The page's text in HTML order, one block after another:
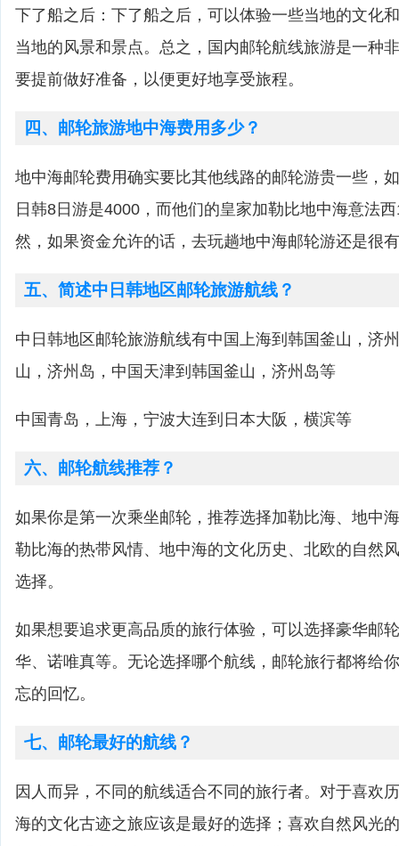
下了船之后：下了船之后，可以体验一些当地的文化
当地的风景和景点。总之，国内邮轮航线旅游是一种
要提前做好准备，以便更好地享受旅程。
四、邮轮旅游地中海费用多少？
地中海邮轮费用确实要比其他线路的邮轮游贵一些，
日韩8日游是4000，而他们的皇家加勒比地中海意法
然，如果资金允许的话，去玩趟地中海邮轮游还是很
五、简述中日韩地区邮轮旅游航线？
中日韩地区邮轮旅游航线有中国上海到韩国釜山，济
山，济州岛，中国天津到韩国釜山，济州岛等
中国青岛，上海，宁波大连到日本大阪，横滨等
六、邮轮航线推荐？
如果你是第一次乘坐邮轮，推荐选择加勒比海、地中
勒比海的热带风情、地中海的文化历史、北欧的自然
选择。
如果想要追求更高品质的旅行体验，可以选择豪华邮
华、诺唯真等。无论选择哪个航线，邮轮旅行都将给
忘的回忆。
七、邮轮最好的航线？
因人而异，不同的航线适合不同的旅行者。对于喜欢
海的文化古迹之旅应该是最好的选择；喜欢自然风光